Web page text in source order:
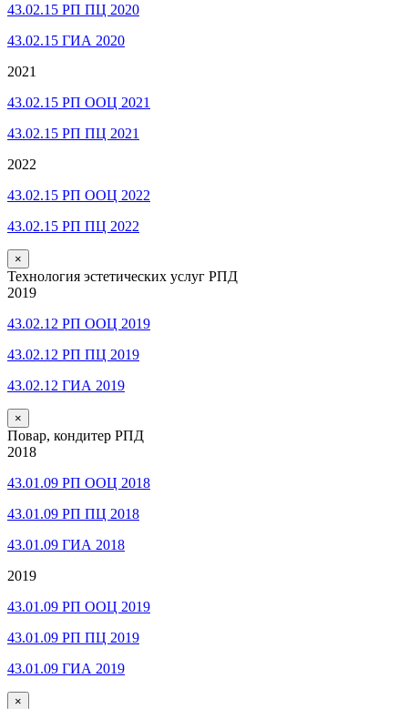
43.02.15 РП ПЦ 2020
43.02.15 ГИА 2020
2021
43.02.15 РП ООЦ 2021
43.02.15 РП ПЦ 2021
2022
43.02.15 РП ООЦ 2022
43.02.15 РП ПЦ 2022
×
Технология эстетических услуг РПД
2019
43.02.12 РП ООЦ 2019
43.02.12 РП ПЦ 2019
43.02.12 ГИА 2019
×
Повар, кондитер РПД
2018
43.01.09 РП ООЦ 2018
43.01.09 РП ПЦ 2018
43.01.09 ГИА 2018
2019
43.01.09 РП ООЦ 2019
43.01.09 РП ПЦ 2019
43.01.09 ГИА 2019
×